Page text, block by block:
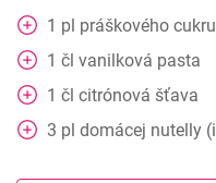
1 pl práškového cukru
1 čl vanilková pasta
1 čl citrónová šťava
3 pl domácej nutelly